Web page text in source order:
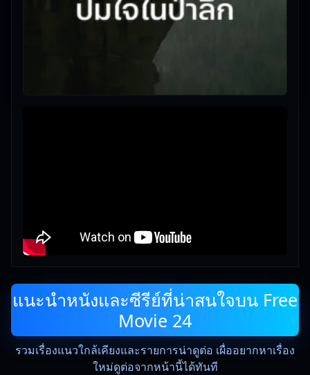
แนะนำหนังและซีรีย์ที่น่าสนใจบน Free
Movie 24
รวมเรื่องแนวใกล้เคียงและรายการน่าดูต่อ เผื่ออยากหาเรื่อง
ใหม่ดูต่อจากหน้านี้ได้ทันที